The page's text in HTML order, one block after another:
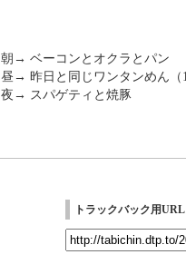
朝→ ベーコンとオクラとパン
昼→ 昨日と同じワンタンめん（
夜→ スパゲティと焼豚
トラックバック用URL